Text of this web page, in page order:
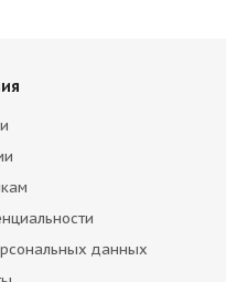
данных